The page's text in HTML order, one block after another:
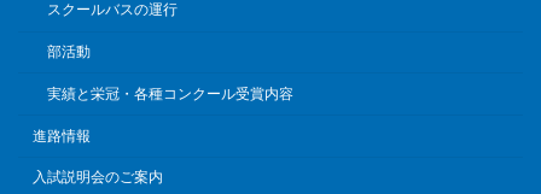
スクールバスの運行
部活動
実績と栄冠・各種コンクール受賞内容
進路情報
入試説明会のご案内